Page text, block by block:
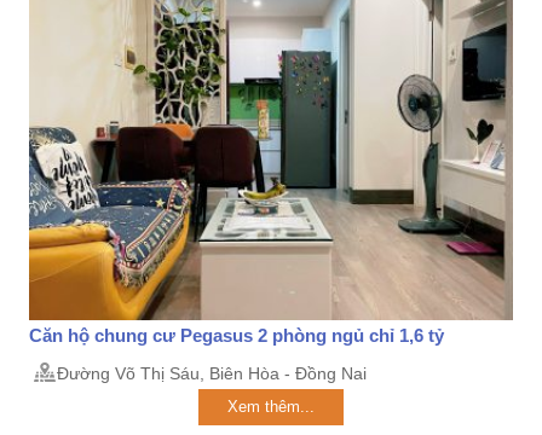
Căn hộ chung cư Pegasus 2 phòng ngủ chỉ 1,6 tỷ
Đường Võ Thị Sáu, Biên Hòa - Đồng Nai
Xem thêm...